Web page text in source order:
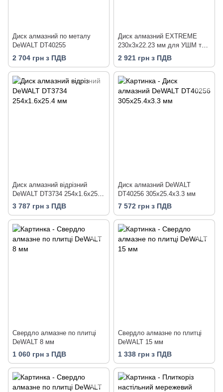
Диск алмазний по металу
DeWALT DT40255
2 704 грн з ПДВ
Диск алмазний EXTREME
230х3х22.23 мм для УШМ та
DCS690 DeWALT DT40260
2 921 грн з ПДВ
Диск алмазний відрізний
DeWALT DT3734 254х1.6х25.4
мм
3 787 грн з ПДВ
Диск алмазний DeWALT
DT40256 305х25.4х3.3 мм
7 572 грн з ПДВ
Свердло алмазне по плитці
DeWALT 8 мм
1 060 грн з ПДВ
Свердло алмазне по плитці
DeWALT 15 мм
1 338 грн з ПДВ